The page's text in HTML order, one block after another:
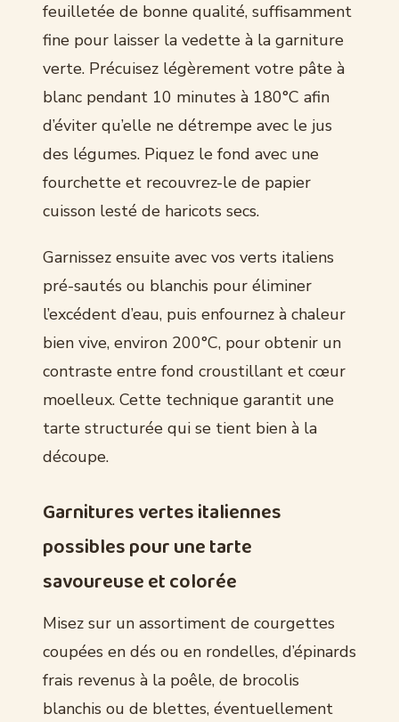
feuilletée de bonne qualité, suffisamment
fine pour laisser la vedette à la garniture
verte. Précuisez légèrement votre pâte à
blanc pendant 10 minutes à 180°C afin
d’éviter qu’elle ne détrempe avec le jus
des légumes. Piquez le fond avec une
fourchette et recouvrez-le de papier
cuisson lesté de haricots secs.
Garnissez ensuite avec vos verts italiens
pré-sautés ou blanchis pour éliminer
l’excédent d’eau, puis enfournez à chaleur
bien vive, environ 200°C, pour obtenir un
contraste entre fond croustillant et cœur
moelleux. Cette technique garantit une
tarte structurée qui se tient bien à la
découpe.
Garnitures vertes italiennes
possibles pour une tarte
savoureuse et colorée
Misez sur un assortiment de courgettes
coupées en dés ou en rondelles, d’épinards
frais revenus à la poêle, de brocolis
blanchis ou de blettes, éventuellement